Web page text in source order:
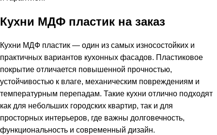
Кухни МДФ пластик на заказ
Кухни МДФ пластик — один из самых износостойких и
практичных вариантов кухонных фасадов. Пластиковое
покрытие отличается повышенной прочностью,
устойчивостью к влаге, механическим повреждениям и
температурным перепадам. Такие кухни отлично подходят
как для небольших городских квартир, так и для
просторных интерьеров, где важны долговечность,
функциональность и современный дизайн.